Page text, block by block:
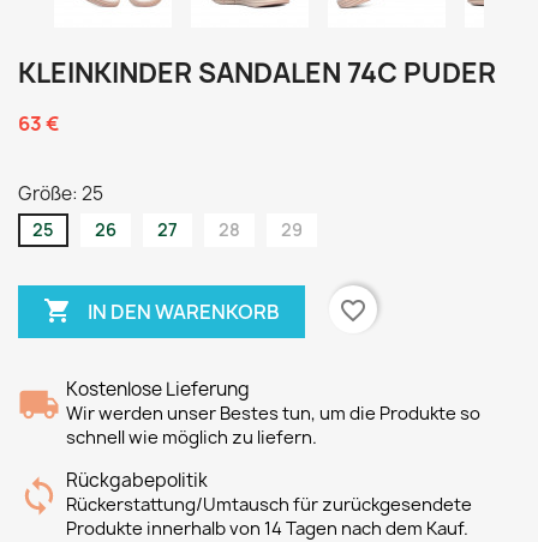
KLEINKINDER SANDALEN 74C PUDER
63 €
Größe: 25
25 26 27 28 29
 IN DEN WARENKORB favorite_border
Kostenlose Lieferung
Wir werden unser Bestes tun, um die Produkte so
schnell wie möglich zu liefern.
Rückgabepolitik
Rückerstattung/Umtausch für zurückgesendete
Produkte innerhalb von 14 Tagen nach dem Kauf.